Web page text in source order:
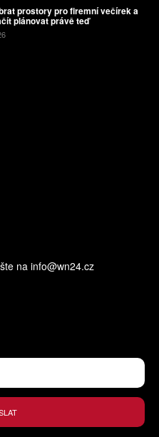
prostory pro firemní večírek a
plánovat právě teď
na info@wn24.cz